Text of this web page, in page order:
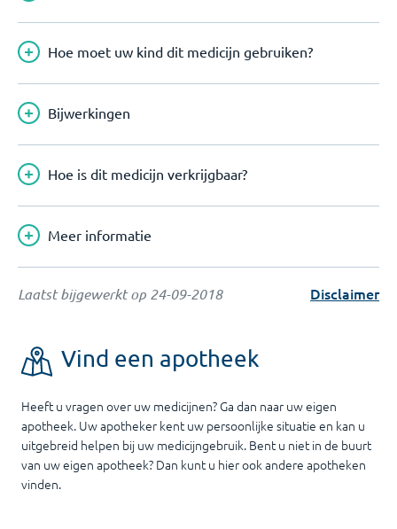
Hoe moet uw kind dit medicijn gebruiken?
Bijwerkingen
Hoe is dit medicijn verkrijgbaar?
Meer informatie
Laatst bijgewerkt op 24-09-2018 Disclaimer
Vind een apotheek
Heeft u vragen over uw medicijnen? Ga dan naar uw eigen
apotheek. Uw apotheker kent uw persoonlijke situatie en kan u
uitgebreid helpen bij uw medicijngebruik. Bent u niet in de buurt
van uw eigen apotheek? Dan kunt u hier ook andere apotheken
vinden.